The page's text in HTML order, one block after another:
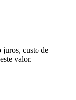
juros, custo de
valor.